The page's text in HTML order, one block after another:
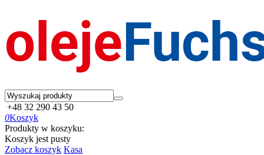
+48 32 290 43 50
0Koszyk
Produkty w koszyku:
Koszyk jest pusty
Zobacz koszyk Kasa